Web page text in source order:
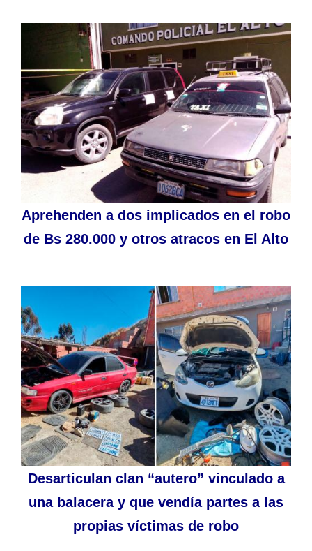
Aprehenden a dos implicados en el robo
de Bs 280.000 y otros atracos en El Alto
Desarticulan clan “autero” vinculado a
una balacera y que vendía partes a las
propias víctimas de robo